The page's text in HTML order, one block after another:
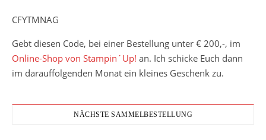
CFYTMNAG
Gebt diesen Code, bei einer Bestellung unter € 200,-, im
Online-Shop von Stampin´Up! an. Ich schicke Euch dann
im darauffolgenden Monat ein kleines Geschenk zu.
NÄCHSTE SAMMELBESTELLUNG